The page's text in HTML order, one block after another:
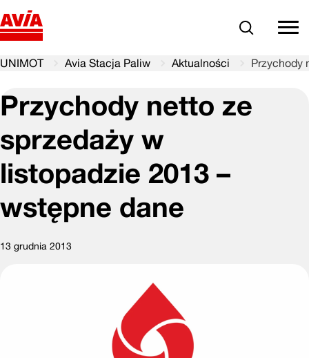
Szukaj
UNIMOT Avia Stacja Paliw Aktualności Przychody
Przychody netto ze
sprzedaży w
listopadzie 2013 –
wstępne dane
13 grudnia 2013